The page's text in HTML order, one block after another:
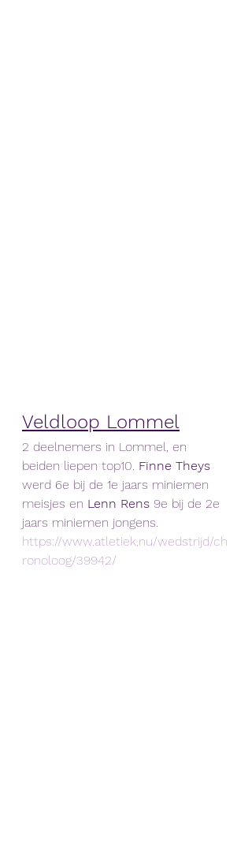
Veldloop Lommel
2 deelnemers in Lommel, en
beiden liepen top10. Finne Theys
werd 6e bij de 1e jaars miniemen
meisjes en Lenn Rens 9e bij de 2e
jaars miniemen jongens.
https://www.atletiek.nu/wedstrijd/ch
ronoloog/39942/